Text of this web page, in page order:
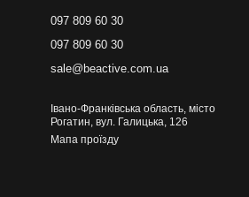
097 809 60 30
097 809 60 30
sale@beactive.com.ua
Івано-Франківська область, місто
Рогатин, вул. Галицька, 126
Мапа проїзду